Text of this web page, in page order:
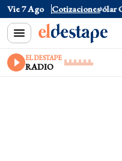
Vie 7 Ago Cotizaciones
Blue $1530 Dólar CCL
EL DESTAPE
RADIO